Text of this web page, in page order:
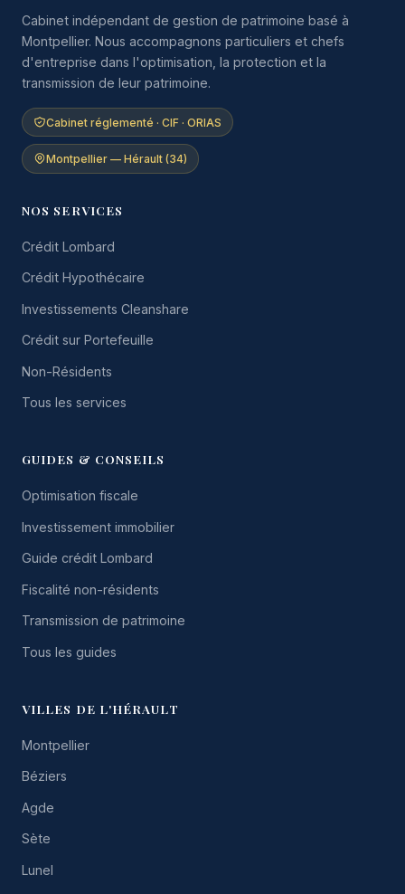
Cabinet indépendant de gestion de patrimoine basé à
Montpellier. Nous accompagnons particuliers et chefs
d'entreprise dans l'optimisation, la protection et la
transmission de leur patrimoine.
Cabinet réglementé · CIF · ORIAS
Montpellier — Hérault (34)
NOS SERVICES
Crédit Lombard
Crédit Hypothécaire
Investissements Cleanshare
Crédit sur Portefeuille
Non-Résidents
Tous les services
GUIDES & CONSEILS
Optimisation fiscale
Investissement immobilier
Guide crédit Lombard
Fiscalité non-résidents
Transmission de patrimoine
Tous les guides
VILLES DE L'HÉRAULT
Montpellier
Béziers
Agde
Sète
Lunel